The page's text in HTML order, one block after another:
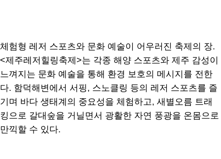
체험형 레저 스포츠와 문화 예술이 어우러진 축제의 장.
<제주레저힐링축제>는 각종 해양 스포츠와 제주 감성이
느껴지는 문화 예술을 통해 환경 보호의 메시지를 전한
다. 함덕해변에서 서핑, 스노클링 등의 레저 스포츠를 즐
기며 바다 생태계의 중요성을 체험하고, 새별오름 트래
킹으로 갈대숲을 거닐면서 광활한 자연 풍광을 온몸으로
만끽할 수 있다.